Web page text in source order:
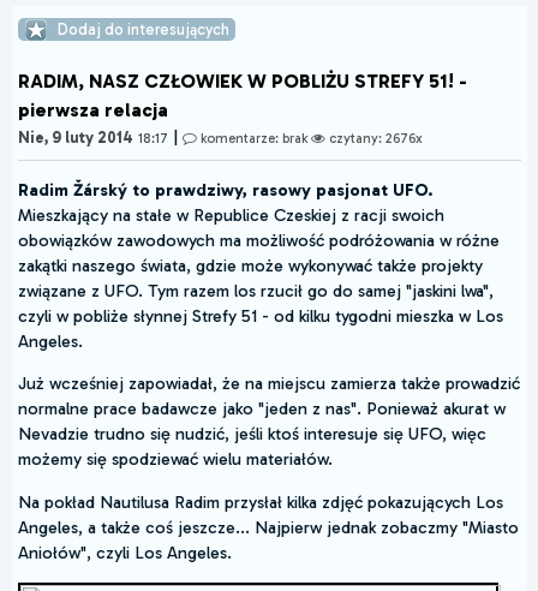
Dodaj do interesujących
RADIM, NASZ CZŁOWIEK W POBLIŻU STREFY 51! -
pierwsza relacja
Nie, 9 luty 2014 18:17 komentarze: brak czytany: 2676x
Radim Žárský to prawdziwy, rasowy pasjonat UFO.
Mieszkający na stałe w Republice Czeskiej z racji swoich
obowiązków zawodowych ma możliwość podróżowania w różne
zakątki naszego świata, gdzie może wykonywać także projekty
związane z UFO. Tym razem los rzucił go do samej "jaskini lwa",
czyli w pobliże słynnej Strefy 51 - od kilku tygodni mieszka w Los
Angeles.
Już wcześniej zapowiadał, że na miejscu zamierza także prowadzić
normalne prace badawcze jako "jeden z nas". Ponieważ akurat w
Nevadzie trudno się nudzić, jeśli ktoś interesuje się UFO, więc
możemy się spodziewać wielu materiałów.
Na pokład Nautilusa Radim przysłał kilka zdjęć pokazujących Los
Angeles, a także coś jeszcze... Najpierw jednak zobaczmy "Miasto
Aniołów", czyli Los Angeles.